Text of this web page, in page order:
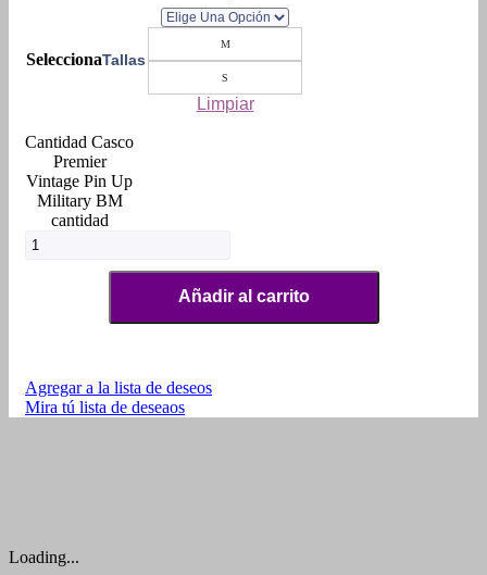
Tallas
M
S
Limpiar
Casco
Premier
Vintage Pin Up
Military BM
cantidad
Añadir al carrito
Agregar a la lista de deseos
Mira tú lista de deseaos
Loading...